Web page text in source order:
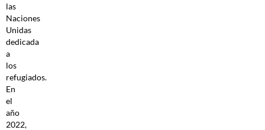
las
Naciones
Unidas
dedicada
a
los
refugiados.
En
el
año
2022,